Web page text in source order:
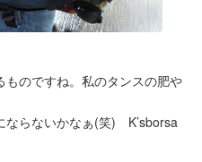
のですね。私のタンスの肥や
ならないかなぁ(笑) K’sborsa